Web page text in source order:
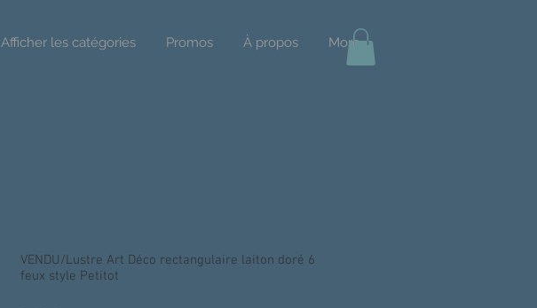
Afficher les catégories Promos À propos More
VENDU/Lustre Art Déco rectangulaire laiton doré 6
feux style Petitot